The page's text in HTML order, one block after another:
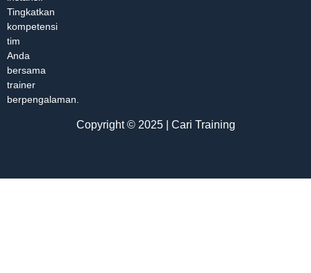
Tingkatkan
kompetensi
tim
Anda
bersama
trainer
berpengalaman.
Copyright © 2025 | Cari Training